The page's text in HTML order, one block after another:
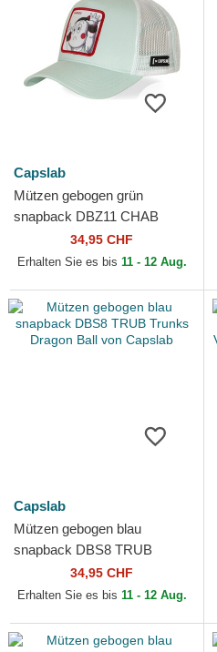
Capslab
Mützen gebogen grün
snapback DBZ11 CHAB
Chaozu Dragon Ball von
Capslab
34,95 CHF
Erhalten Sie es bis 11 - 12 Aug.
Capslab
Mützen gebogen blau
snapback DBS8 TRUB
Trunks Dragon Ball von
Capslab
34,95 CHF
Erhalten Sie es bis 11 - 12 Aug.